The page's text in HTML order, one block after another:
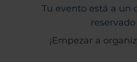
Tu evento está a un
reservado
¡Empezar a